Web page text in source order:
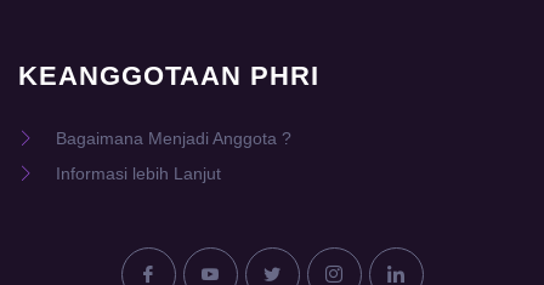
KEANGGOTAAN PHRI
Bagaimana Menjadi Anggota ?
Informasi lebih Lanjut